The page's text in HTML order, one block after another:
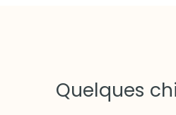
Quelques